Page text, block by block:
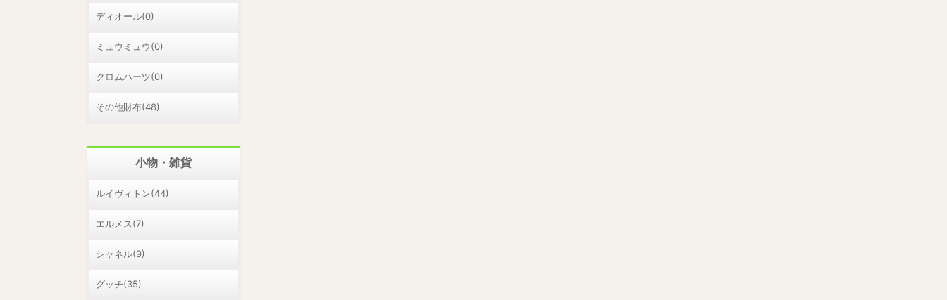
ディオール(0)
ミュウミュウ(0)
クロムハーツ(0)
その他財布(48)
小物・雑貨
ルイヴィトン(44)
エルメス(7)
シャネル(9)
グッチ(35)